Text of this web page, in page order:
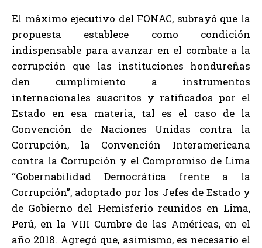
El máximo ejecutivo del FONAC, subrayó que la
propuesta establece como condición
indispensable para avanzar en el combate a la
corrupción que las instituciones hondureñas
den cumplimiento a instrumentos
internacionales suscritos y ratificados por el
Estado en esa materia, tal es el caso de la
Convención de Naciones Unidas contra la
Corrupción, la Convención Interamericana
contra la Corrupción y el Compromiso de Lima
“Gobernabilidad Democrática frente a la
Corrupción”, adoptado por los Jefes de Estado y
de Gobierno del Hemisferio reunidos en Lima,
Perú, en la VIII Cumbre de las Américas, en el
año 2018. Agregó que, asimismo, es necesario el